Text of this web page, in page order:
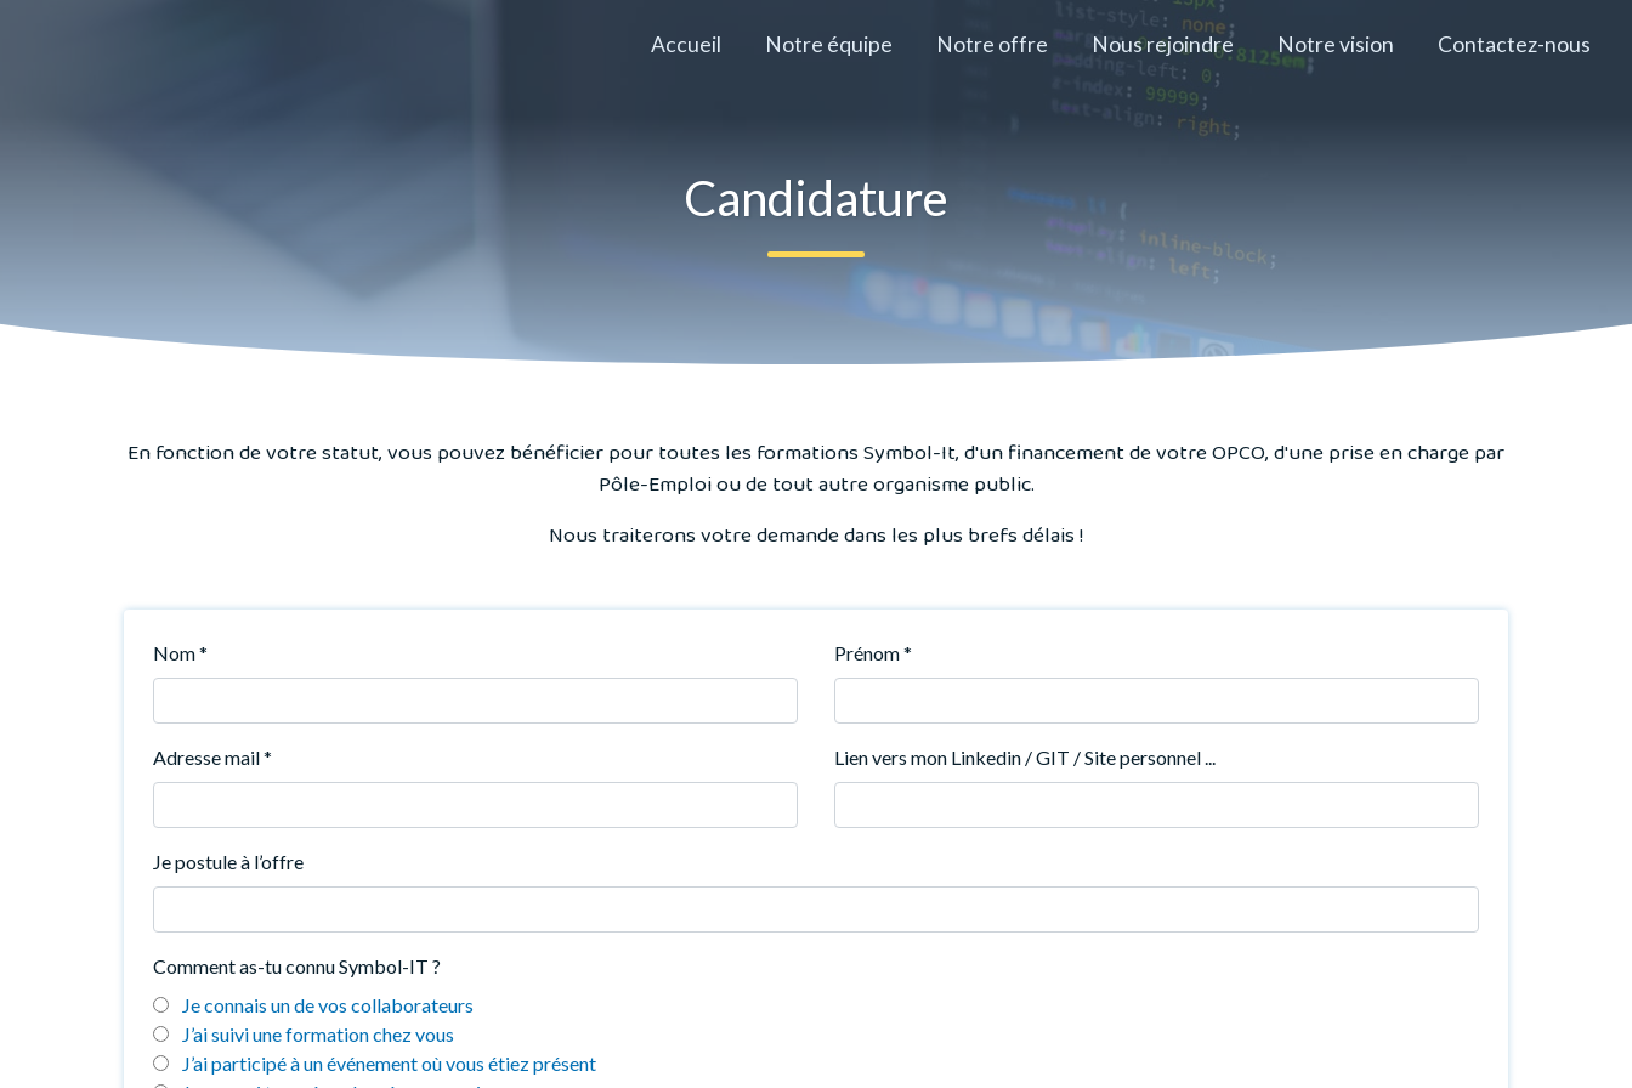
Accueil Notre équipe Notre offre Nous rejoindre Notre vision Contactez-nous
Candidature
En fonction de votre statut, vous pouvez bénéficier pour toutes les formations Symbol-It, d'un financement de votre OPCO, d'une prise en charge par
Pôle-Emploi ou de tout autre organisme public.
Nous traiterons votre demande dans les plus brefs délais !
Nom* Prénom*
Adresse mail* Lien vers mon Linkedin / GIT / Site personnel ...
Je postule à l’offre
Comment as-tu connu Symbol-IT ?
Je connais un de vos collaborateurs
J’ai suivi une formation chez vous
J’ai participé à un événement où vous étiez présent